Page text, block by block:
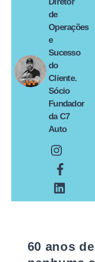
Diretor
de
Operações
e
Sucesso
do
Cliente.
Sócio
Fundador
da C7
Auto
60 anos